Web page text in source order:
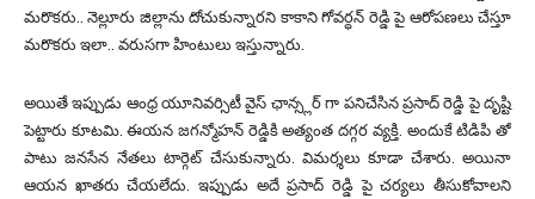
మరొకరు.. నెల్లూరు జిల్లాను దోచుకున్నారని కాకాని గోవర్ధన్ రెడ్డి పై ఆరోపణలు చేస్తూ
మరొకరు ఇలా.. వరుసగా హింటులు ఇస్తున్నారు.
అయితే ఇప్పుడు ఆంధ్ర యూనివర్సిటీ వైస్ ఛాన్స్లర్ గా పనిచేసిన ప్రసాద్ రెడ్డి పై దృష్టి
పెట్టారు కూటమి. ఈయన జగన్మోహన్ రెడ్డికి అత్యంత దగ్గర వ్యక్తి. అందుకే టిడిపి తో
పాటు జనసేన నేతలు టార్గెట్ చేసుకున్నారు. విమర్శలు కూడా చేశారు. అయినా
ఆయన ఖాతరు చేయలేదు. ఇప్పుడు అదే ప్రసాద్ రెడ్డి పై చర్యలు తీసుకోవాలని